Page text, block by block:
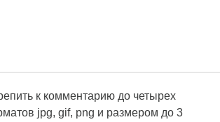
к комментарию до четырех
jpg, gif, png и размером до 3